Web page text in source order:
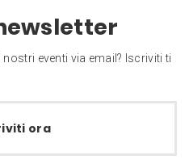
eventi via email? Iscriviti ti
ora